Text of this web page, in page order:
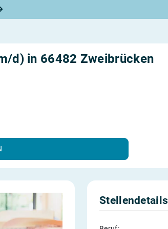
d) in 66482 Zweibrücken
Stellendetails